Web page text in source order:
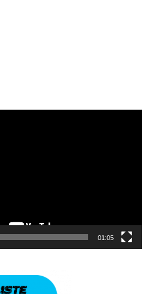
01:05